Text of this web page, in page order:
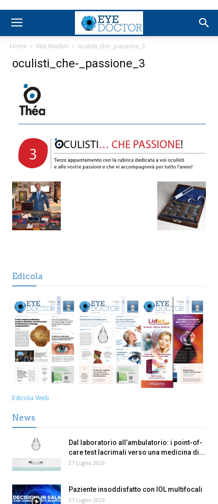
Home Vito Rivellini oculisti_che-_passione_3
oculisti_che-_passione_3
Edicola
Edicola Web
News
Dal laboratorio all’ambulatorio: i point-of-
care test lacrimali verso una medicina di...
27 Luglio 2026
Paziente insoddisfatto con IOL multifocali
27 Luglio 2026